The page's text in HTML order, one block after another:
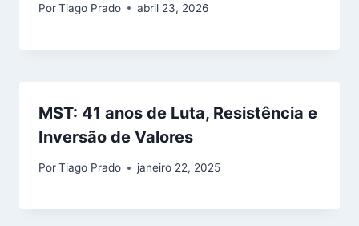
PorTiago Prado abril 23, 2026
MST: 41 anos de Luta, Resistência e
Inversão de Valores
PorTiago Prado janeiro 22, 2025